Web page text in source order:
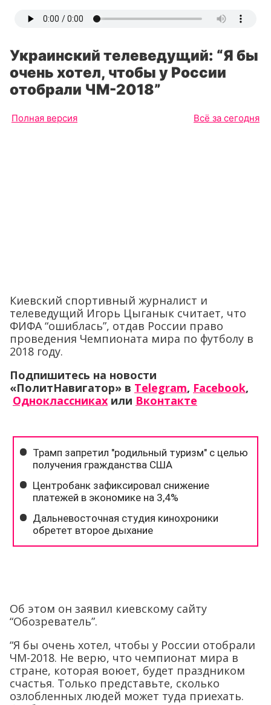
Украинский телеведущий: “Я бы
очень хотел, чтобы у России
отобрали ЧМ-2018”
Полная версия Всё за сегодня
Киевский спортивный журналист и
телеведущий Игорь Цыганык считает, что
ФИФА “ошиблась”, отдав России право
проведения Чемпионата мира по футболу в
2018 году.
Подпишитесь на новости
«ПолитНавигатор» в Telegram, Facebook,
Одноклассниках или Вконтакте
Об этом он заявил киевскому сайту
“Обозреватель”.
“Я бы очень хотел, чтобы у России отобрали
ЧМ-2018. Не верю, что чемпионат мира в
стране, которая воюет, будет праздником
счастья. Только представьте, сколько
озлобленных людей может туда приехать.